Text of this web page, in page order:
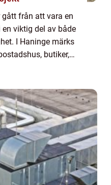
från att vara en
viktig del av både
I Haninge märks
butiker,